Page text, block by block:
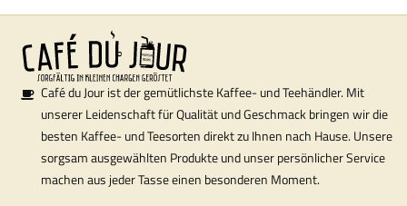
Café du Jour ist der gemütlichste Kaffee- und Teehändler. Mit
unserer Leidenschaft für Qualität und Geschmack bringen wir die
besten Kaffee- und Teesorten direkt zu Ihnen nach Hause. Unsere
sorgsam ausgewählten Produkte und unser persönlicher Service
machen aus jeder Tasse einen besonderen Moment.